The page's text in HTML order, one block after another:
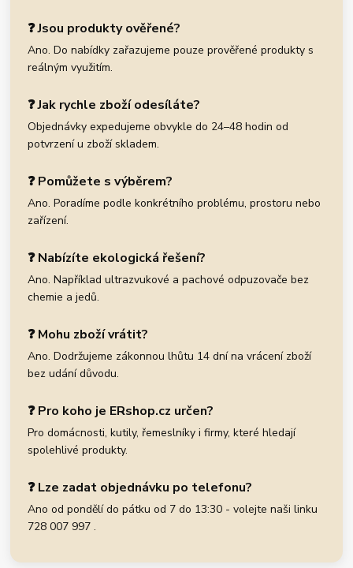
❓ Jsou produkty ověřené?
Ano. Do nabídky zařazujeme pouze prověřené produkty s
reálným využitím.
❓ Jak rychle zboží odesíláte?
Objednávky expedujeme obvykle do 24–48 hodin od
potvrzení u zboží skladem.
❓ Pomůžete s výběrem?
Ano. Poradíme podle konkrétního problému, prostoru nebo
zařízení.
❓ Nabízíte ekologická řešení?
Ano. Například ultrazvukové a pachové odpuzovače bez
chemie a jedů.
❓ Mohu zboží vrátit?
Ano. Dodržujeme zákonnou lhůtu 14 dní na vrácení zboží
bez udání důvodu.
❓ Pro koho je ERshop.cz určen?
Pro domácnosti, kutily, řemeslníky i firmy, které hledají
spolehlivé produkty.
❓ Lze zadat objednávku po telefonu?
Ano od pondělí do pátku od 7 do 13:30 - volejte naši linku
728 007 997 .